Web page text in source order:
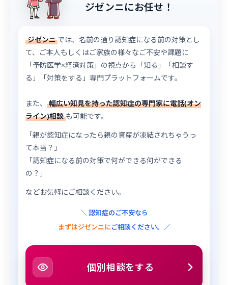
ジゼンニにお任せ！
ジゼンニ では、名前の通り認知症になる前の対策とし
て、ご本人もしくはご家族の様々なご不安や課題に
「予防医学×経済対策」の視点から「知る」「相談す
る」「対策をする」専門プラットフォームです。
また、
幅広い知見を持った認知症の専門家に電話(オン
ライン)相談も可能です。
「親が認知症になったら親の資産が凍結されちゃうっ
て本当？」
「認知症になる前の対策で何ができる何ができる
の？」
などお気軽にご相談ください。
＼ 認知症のご不安なら
まずはジゼンニにご相談ください。／
個別相談をする